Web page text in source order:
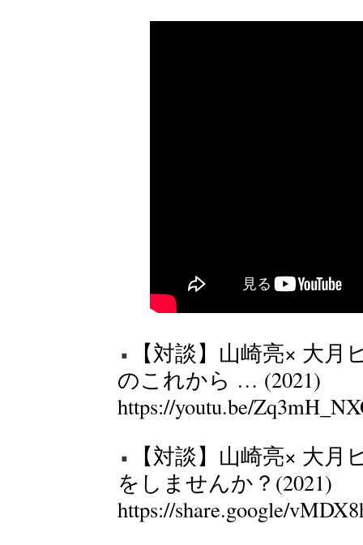
【対談】山崎亮× 大
のこれから … (2021)
https://youtu.be/
【対談】山崎亮× 大
をしませんか？(2021)
https://share.google/